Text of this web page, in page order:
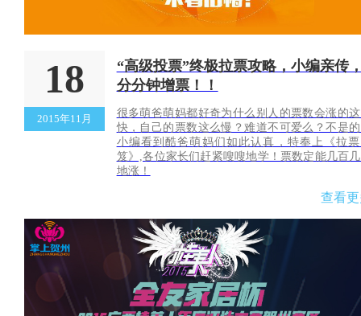
18
2015年11月
“高级投票”终极拉票攻略，小编亲传
分分钟增票！！
很多萌爸萌妈都好奇为什么别人的票数会涨的
快，自己的票数这么慢？难道不可爱么？不是
小编看到酷爸萌妈们如此认真，特奉上《拉
笈》,各位家长们赶紧嗖嗖地学！票数定能几百
地涨！
查看